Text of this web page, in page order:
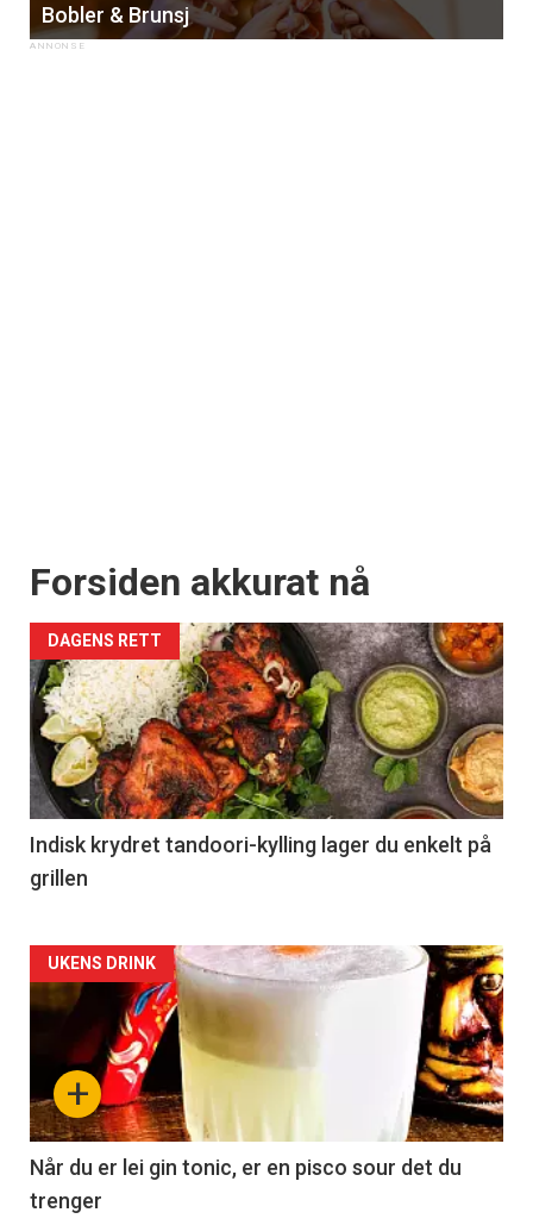
Bobler & Brunsj
Forsiden akkurat nå
DAGENS RETT
Indisk krydret tandoori-kylling lager du enkelt på
grillen
Forsiden
akkurat
nå
-
2
+
UKENS DRINK
Når du er lei gin tonic, er en pisco sour det du
trenger